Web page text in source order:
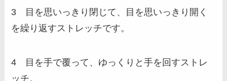
3 目を思いっきり閉じて、目を思いっきり開く
を繰り返すストレッチです。
4 目を手で覆って、ゆっくりと手を回すストレ
ッチ。